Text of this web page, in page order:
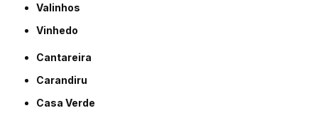
Valinhos
Vinhedo
Cantareira
Carandiru
Casa Verde